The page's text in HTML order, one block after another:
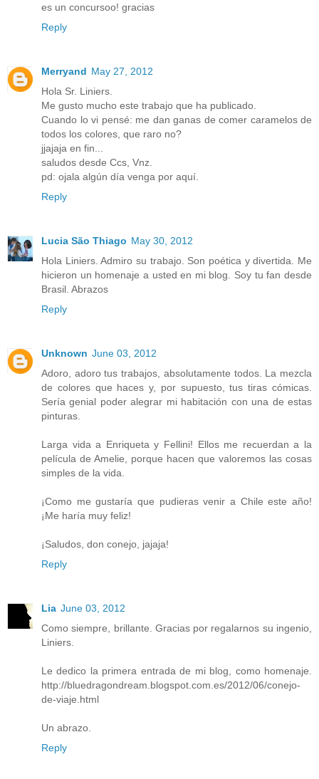
es un concursoo! gracias
Reply
Merryand May 27, 2012
Hola Sr. Liniers.
Me gusto mucho este trabajo que ha publicado.
Cuando lo vi pensé: me dan ganas de comer caramelos de
todos los colores, que raro no?
jjajaja en fin...
saludos desde Ccs, Vnz.
pd: ojala algún día venga por aquí.
Reply
Lucia São Thiago May 30, 2012
Hola Liniers. Admiro su trabajo. Son poética y divertida. Me
hicieron un homenaje a usted en mi blog. Soy tu fan desde
Brasil. Abrazos
Reply
Unknown June 03, 2012
Adoro, adoro tus trabajos, absolutamente todos. La mezcla
de colores que haces y, por supuesto, tus tiras cómicas.
Sería genial poder alegrar mi habitación con una de estas
pinturas.
Larga vida a Enriqueta y Fellini! Ellos me recuerdan a la
película de Amelie, porque hacen que valoremos las cosas
simples de la vida.
¡Como me gustaría que pudieras venir a Chile este año!
¡Me haría muy feliz!
¡Saludos, don conejo, jajaja!
Reply
Lia June 03, 2012
Como siempre, brillante. Gracias por regalarnos su ingenio,
Liniers.
Le dedico la primera entrada de mi blog, como homenaje.
http://bluedragondream.blogspot.com.es/2012/06/conejo-
de-viaje.html
Un abrazo.
Reply